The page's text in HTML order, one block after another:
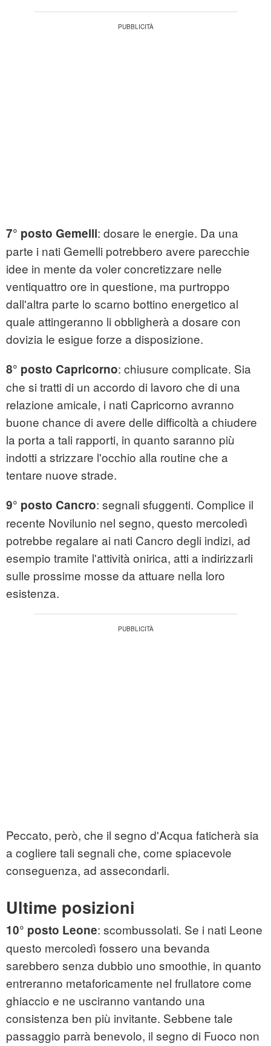
7° posto Gemelli: dosare le energie. Da una
parte i nati Gemelli potrebbero avere parecchie
idee in mente da voler concretizzare nelle
ventiquattro ore in questione, ma purtroppo
dall'altra parte lo scarno bottino energetico al
quale attingeranno li obbligherà a dosare con
dovizia le esigue forze a disposizione.
8° posto Capricorno: chiusure complicate. Sia
che si tratti di un accordo di lavoro che di una
relazione amicale, i nati Capricorno avranno
buone chance di avere delle difficoltà a chiudere
la porta a tali rapporti, in quanto saranno più
indotti a strizzare l'occhio alla routine che a
tentare nuove strade.
9° posto Cancro: segnali sfuggenti. Complice il
recente Novilunio nel segno, questo mercoledì
potrebbe regalare ai nati Cancro degli indizi, ad
esempio tramite l'attività onirica, atti a indirizzarli
sulle prossime mosse da attuare nella loro
esistenza.
Peccato, però, che il segno d'Acqua faticherà sia
a cogliere tali segnali che, come spiacevole
conseguenza, ad assecondarli.
Ultime posizioni
10° posto Leone: scombussolati. Se i nati Leone
questo mercoledì fossero una bevanda
sarebbero senza dubbio uno smoothie, in quanto
entreranno metaforicamente nel frullatore come
ghiaccio e ne usciranno vantando una
consistenza ben più invitante. Sebbene tale
passaggio parrà benevolo, il segno di Fuoco non